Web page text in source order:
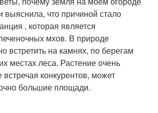
выяснила, что причиной стало
, которая является
мхов. В природе
на камнях, по берегам
местах леса. Растение очень
встречая конкурентов, может
большие площади.